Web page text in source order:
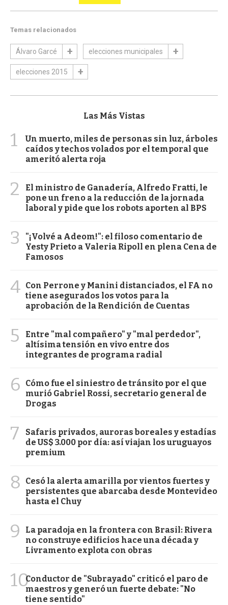
Temas relacionados
Álvaro Garcé elecciones municipales
elecciones 2015
Las Más Vistas
1
Un muerto, miles de personas sin luz, árboles
caídos y techos volados por el temporal que
ameritó alerta roja
2
El ministro de Ganadería, Alfredo Fratti, le
pone un freno a la reducción de la jornada
laboral y pide que los robots aporten al BPS
3
"¡Volvé a Adeom!": el filoso comentario de
Yesty Prieto a Valeria Ripoll en plena Cena de
Famosos
4 Con Perrone y Manini distanciados, el FA no
tiene asegurados los votos para la
aprobación de la Rendición de Cuentas
5
Entre "mal compañero" y "mal perdedor",
altísima tensión en vivo entre dos
integrantes de programa radial
6
Cómo fue el siniestro de tránsito por el que
murió Gabriel Rossi, secretario general de
Drogas
7
Safaris privados, auroras boreales y estadías
de US$ 3.000 por día: así viajan los uruguayos
premium
8
Cesó la alerta amarilla por vientos fuertes y
persistentes que abarcaba desde Montevideo
hasta el Chuy
9
La paradoja en la frontera con Brasil: Rivera
no construye edificios hace una década y
Livramento explota con obras
10Conductor de "Subrayado" criticó el paro de
maestros y generó un fuerte debate: "No
tiene sentido"